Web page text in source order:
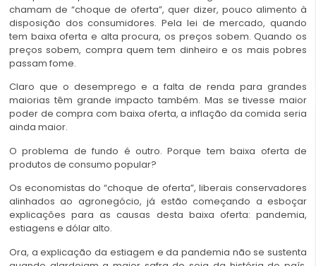
chamam de “choque de oferta”, quer dizer, pouco alimento à
disposição dos consumidores. Pela lei de mercado, quando
tem baixa oferta e alta procura, os preços sobem. Quando os
preços sobem, compra quem tem dinheiro e os mais pobres
passam fome.
Claro que o desemprego e a falta de renda para grandes
maiorias têm grande impacto também. Mas se tivesse maior
poder de compra com baixa oferta, a inflação da comida seria
ainda maior.
O problema de fundo é outro. Porque tem baixa oferta de
produtos de consumo popular?
Os economistas do “choque de oferta”, liberais conservadores
alinhados ao agronegócio, já estão começando a esboçar
explicações para as causas desta baixa oferta: pandemia,
estiagens e dólar alto.
Ora, a explicação da estiagem e da pandemia não se sustenta